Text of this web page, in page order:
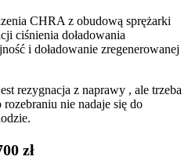
CHRA z obudową sprężarki
ciśnienia doładowania
i doładowanie zregenerowanej
rezygnacja z naprawy , ale trzeba
nie nadaje się do
zł